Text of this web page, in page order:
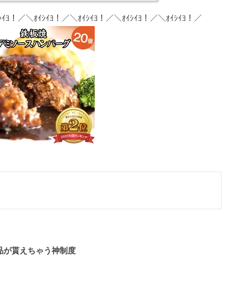
ﾖ！／＼ｵｲｼｲﾖ！／＼ｵｲｼｲﾖ！／＼ｵｲｼｲﾖ！／＼ｵｲｼｲﾖ！／
が貰えちゃう神制度